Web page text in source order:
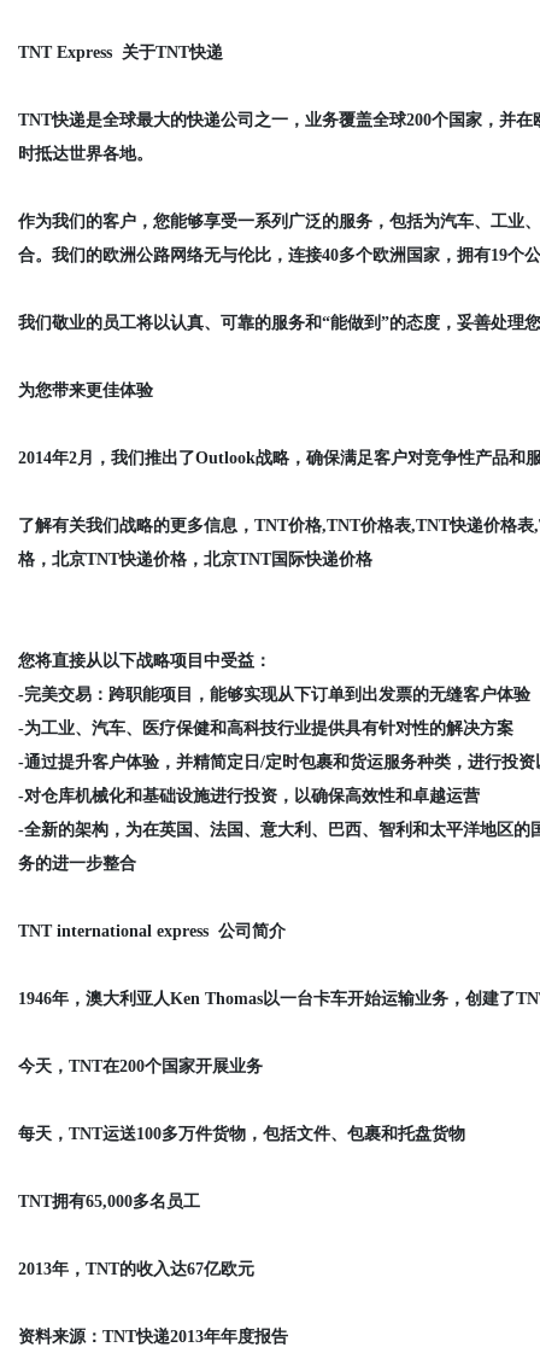
TNT Express 关于TNT快递
TNT快递是全球最大的快递公司之一，业务覆盖全球200个国家，并
时抵达世界各地。
作为我们的客户，您能够享受一系列广泛的服务，包括为汽车、工业
合。我们的欧洲公路网络无与伦比，连接40多个欧洲国家，拥有19个
我们敬业的员工将以认真、可靠的服务和“能做到”的态度，妥善处理
为您带来更佳体验
2014年2月，我们推出了Outlook战略，确保满足客户对竞争性产品和
了解有关我们战略的更多信息，TNT价格,TNT价格表,TNT快递价格
格，北京TNT快递价格，北京TNT国际快递价格
您将直接从以下战略项目中受益：
-完美交易：跨职能项目，能够实现从下订单到出发票的无缝客户体验
-为工业、汽车、医疗保健和高科技行业提供具有针对性的解决方案
-通过提升客户体验，并精简定日/定时包裹和货运服务种类，进行投
-对仓库机械化和基础设施进行投资，以确保高效性和卓越运营
-全新的架构，为在英国、法国、意大利、巴西、智利和太平洋地区
务的进一步整合
TNT international express 公司简介
1946年，澳大利亚人Ken Thomas以一台卡车开始运输业务，创建了
今天，TNT在200个国家开展业务
每天，TNT运送100多万件货物，包括文件、包裹和托盘货物
TNT拥有65,000多名员工
2013年，TNT的收入达67亿欧元
资料来源：TNT快递2013年年度报告